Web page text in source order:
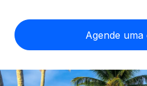
entidades
globalmente
Comparar a Remote
Veja como nos
TORNE-SE NOSSO PARCEIRO
English
Nederlands Início de
Agende uma